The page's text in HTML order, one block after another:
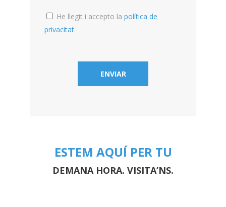
He llegit i accepto la política de
privacitat.
ESTEM AQUÍ PER TU
DEMANA HORA. VISITA’NS.